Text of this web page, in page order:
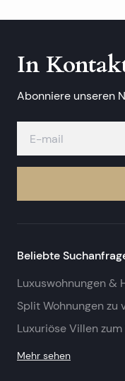
In
Abonniere unseren
Beliebte
Luxuswohnungen &
Split Wohnungen zu
Luxuriöse Villen
Mehr sehen